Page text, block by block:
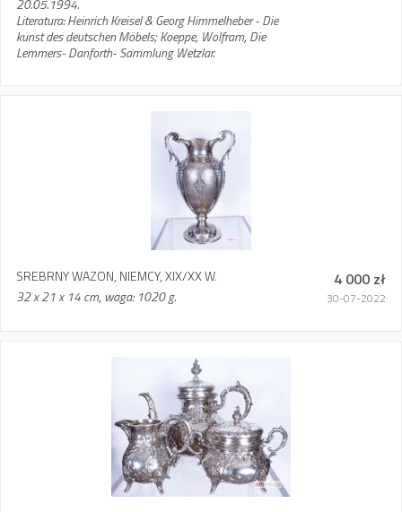
20.05.1994.
Literatura: Heinrich Kreisel & Georg Himmelheber - Die
kunst des deutschen Möbels; Koeppe, Wolfram, Die
Lemmers- Danforth- Sammlung Wetzlar.
SREBRNY WAZON, NIEMCY, XIX/XX W.
32 x 21 x 14 cm, waga: 1020 g.
4 000 zł
30-07-2022